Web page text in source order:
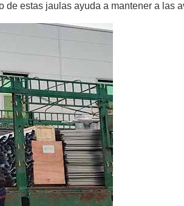
estas jaulas ayuda a mantener a las